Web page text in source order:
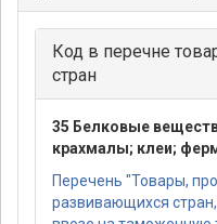
Код в перечне
стран
35 Белковые
крахмалы; клеи;
Перечень "Товары,
развивающихся